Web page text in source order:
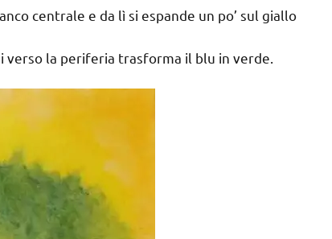
centrale e da lì si espande un po’ sul giallo
la periferia trasforma il blu in verde.